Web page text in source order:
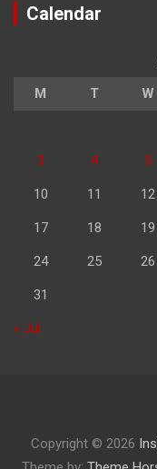
Calendar
M T W
3 4 5
10 11 12
17 18 19
24 25 26
31
« Jul
Copyright © 2026